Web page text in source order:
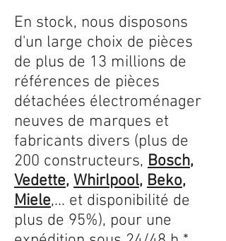
En stock, nous disposons
d'un large choix de pièces
de plus de 13 millions de
références de pièces
détachées électroménager
neuves de marques et
fabricants divers (plus de
200 constructeurs, Bosch,
Vedette, Whirlpool, Beko,
Miele,... et disponibilité de
plus de 95%), pour une